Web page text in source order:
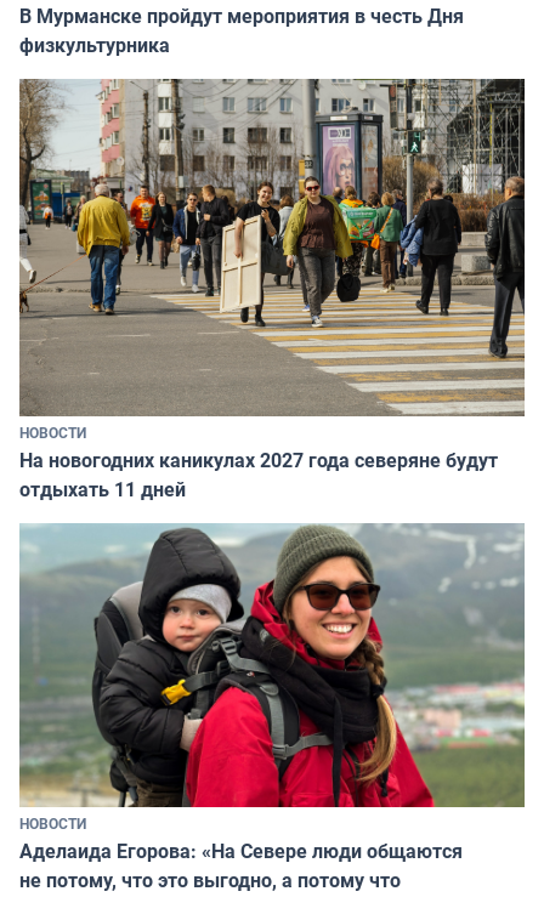
В Мурманске пройдут мероприятия в честь Дня
физкультурника
НОВОСТИ
На новогодних каникулах 2027 года северяне будут
отдыхать 11 дней
НОВОСТИ
Аделаида Егорова: «На Севере люди общаются
не потому, что это выгодно, а потому что